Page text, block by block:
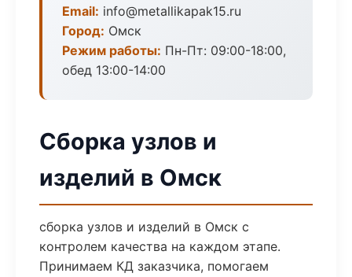
Email: info@metallikapak15.ru
Город: Омск
Режим работы: Пн-Пт: 09:00-18:00,
обед 13:00-14:00
Сборка узлов и
изделий в Омск
сборка узлов и изделий в Омск с
контролем качества на каждом этапе.
Принимаем КД заказчика, помогаем